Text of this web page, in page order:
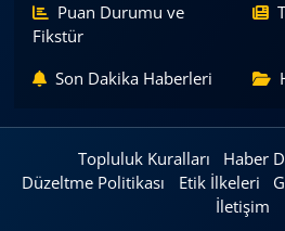
Puan Durumu ve
Fikstür
Son Dakika Haberleri
Topluluk Kuralları
Haber
Düzeltme Politikası
Etik İlkeleri
İletişim